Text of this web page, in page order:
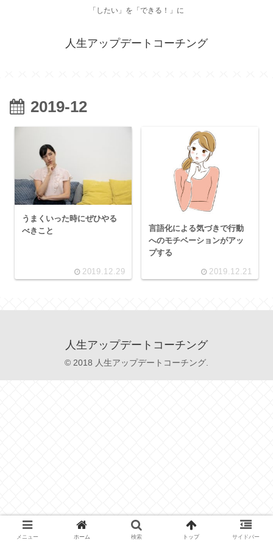
「したい」を「できる！」に
人生アップデートコーチング
2019-12
うまくいった時にぜひやる
べきこと
2019.12.29
言語化による気づきで行動
へのモチベーションがアッ
プする
2019.12.21
人生アップデートコーチング
© 2018 人生アップデートコーチング.
メニュー ホーム 検索 トップ サイドバー